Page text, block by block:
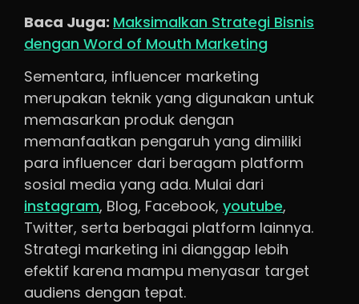
Baca Juga: Maksimalkan Strategi Bisnis
dengan Word of Mouth Marketing
Sementara, influencer marketing
merupakan teknik yang digunakan untuk
memasarkan produk dengan
memanfaatkan pengaruh yang dimiliki
para influencer dari beragam platform
sosial media yang ada. Mulai dari
instagram, Blog, Facebook, youtube,
Twitter, serta berbagai platform lainnya.
Strategi marketing ini dianggap lebih
efektif karena mampu menyasar target
audiens dengan tepat.